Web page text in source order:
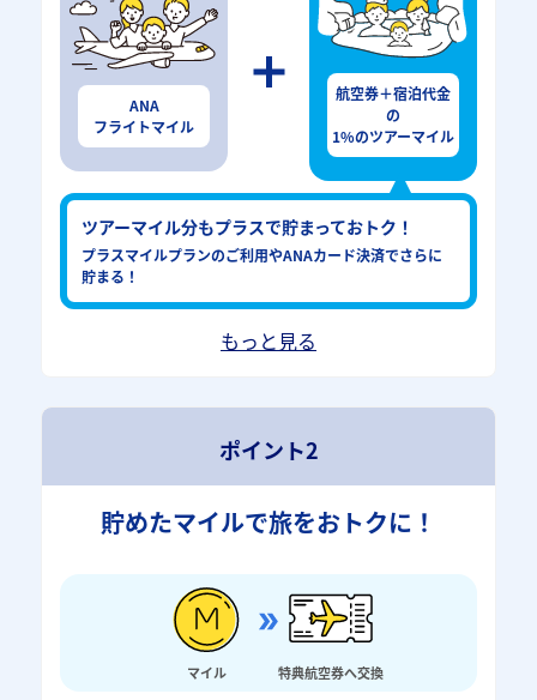
ANA
フライトマイル
航空券＋宿泊代金
の
1%のツアーマイル
ツアーマイル分もプラスで貯まっておトク！
プラスマイルプランのご利用やANAカード決済でさらに
貯まる！
もっと見る
ポイント2
貯めたマイルで旅をおトクに！
マイル 特典航空券へ交換